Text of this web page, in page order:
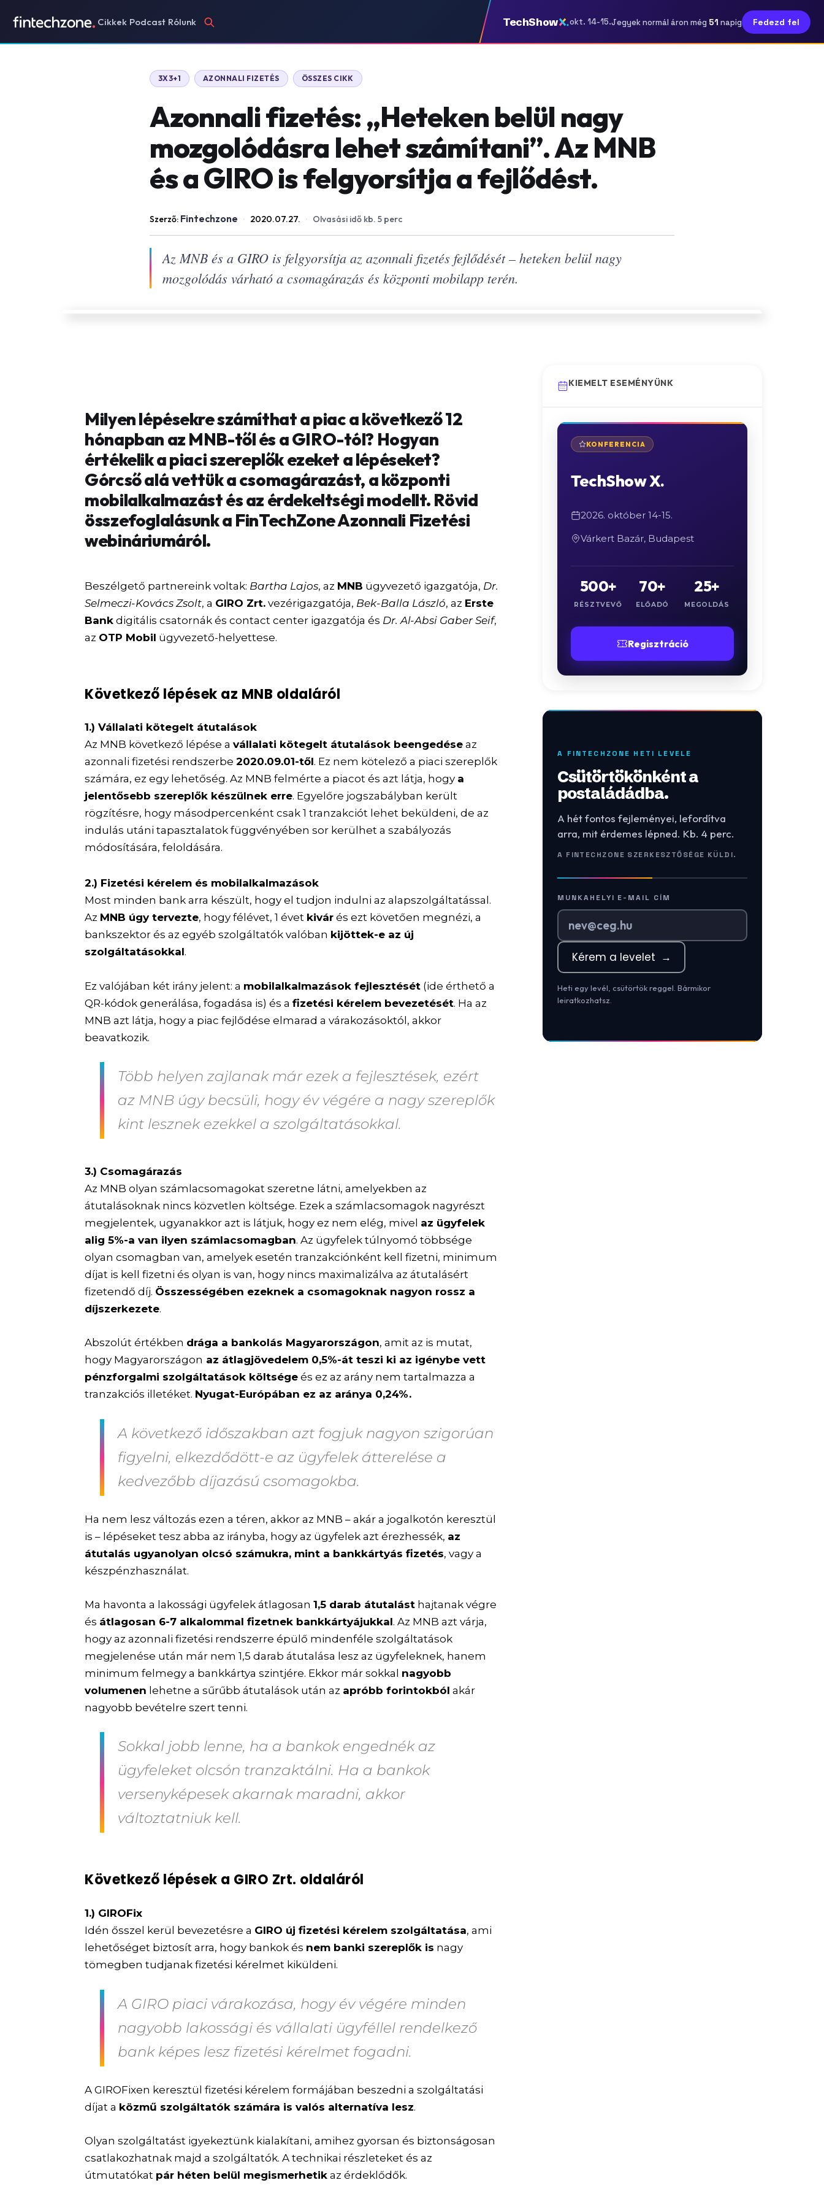
Cikkek Podcast Rólunk TechShow okt. 14-15.Jegyek normál áron még 51 napig Fedezd fel
3X3+1 AZONNALI FIZETÉS ÖSSZES CIKK
Azonnali fizetés: „Heteken belül nagy
mozgolódásra lehet számítani”. Az MNB
és a GIRO is felgyorsítja a fejlődést.
Szerző: Fintechzone · 2020.07.27. · Olvasási idő kb. 5 perc
Az MNB és a GIRO is felgyorsítja az azonnali fizetés fejlődését – heteken belül nagy
mozgolódás várható a csomagárazás és központi mobilapp terén.
Milyen lépésekre számíthat a piac a következő 12
hónapban az MNB-től és a GIRO-tól? Hogyan
értékelik a piaci szereplők ezeket a lépéseket?
Górcső alá vettük a csomagárazást, a központi
mobilalkalmazást és az érdekeltségi modellt. Rövid
összefoglalásunk a FinTechZone Azonnali Fizetési
webináriumáról.
Beszélgető partnereink voltak: Bartha Lajos, az MNB ügyvezető igazgatója, Dr.
Selmeczi-Kovács Zsolt, a GIRO Zrt. vezérigazgatója, Bek-Balla László, az Erste
Bank digitális csatornák és contact center igazgatója és Dr. Al-Absi Gaber Seif,
az OTP Mobil ügyvezető-helyettese.
Következő lépések az MNB oldaláról
1.) Vállalati kötegelt átutalások
Az MNB következő lépése avállalati kötegelt átutalások beengedése az
azonnali fizetési rendszerbe2020.09.01-től. Ez nem kötelező a piaci szereplők
számára, ez egy lehetőség. Az MNB felmérte a piacot és azt látja, hogy a
jelentősebb szereplők készülnek erre. Egyelőre jogszabályban került
rögzítésre, hogy másodpercenként csak 1 tranzakciót lehet beküldeni, de az
indulás utáni tapasztalatok függvényében sor kerülhet a szabályozás
módosítására, feloldására.
2.) Fizetési kérelem és mobilalkalmazások
Most minden bank arra készült, hogy el tudjon indulni az alapszolgáltatással.
Az MNB úgy tervezte, hogy félévet, 1 évet kivár és ezt követően megnézi, a
bankszektor és az egyéb szolgáltatók valóban kijöttek-e az új
szolgáltatásokkal.
Ez valójában két irány jelent: a mobilalkalmazások fejlesztését (ide érthető a
QR-kódok generálása, fogadása is) és afizetési kérelem bevezetését. Ha az
MNB azt látja, hogy a piac fejlődése elmarad a várakozásoktól, akkor
beavatkozik.
Több helyen zajlanak már ezek a fejlesztések, ezért
az MNB úgy becsüli, hogy év végére a nagy szereplők
kint lesznek ezekkel a szolgáltatásokkal.
3.) Csomagárazás
Az MNB olyan számlacsomagokat szeretne látni, amelyekben az
átutalásoknak nincs közvetlen költsége. Ezek a számlacsomagok nagyrészt
megjelentek, ugyanakkor azt is látjuk, hogy ez nem elég, mivel az ügyfelek
alig 5%-a van ilyen számlacsomagban. Az ügyfelek túlnyomó többsége
olyan csomagban van, amelyek esetén tranzakciónként kell fizetni, minimum
díjat is kell fizetni és olyan is van, hogy nincs maximalizálva az átutalásért
fizetendő díj. Összességében ezeknek a csomagoknak nagyon rossz a
díjszerkezete.
Abszolút értékben drága a bankolás Magyarországon, amit az is mutat,
hogy Magyarországon az átlagjövedelem 0,5%-át teszi ki az igénybe vett
pénzforgalmi szolgáltatások költsége és ez az arány nem tartalmazza a
tranzakciós illetéket. Nyugat-Európában ez az aránya 0,24%.
A következő időszakban azt fogjuk nagyon szigorúan
figyelni, elkezdődött-e az ügyfelek átterelése a
kedvezőbb díjazású csomagokba.
Ha nem lesz változás ezen a téren, akkor az MNB – akár a jogalkotón keresztül
is – lépéseket tesz abba az irányba, hogy az ügyfelek azt érezhessék, az
átutalás ugyanolyan olcsó számukra, mint a bankkártyás fizetés, vagy a
készpénzhasználat.
Ma havonta a lakossági ügyfelek átlagosan1,5 darab átutalást hajtanak végre
és átlagosan 6-7 alkalommal fizetnek bankkártyájukkal. Az MNB azt várja,
hogy az azonnali fizetési rendszerre épülő mindenféle szolgáltatások
megjelenése után már nem 1,5 darab átutalása lesz az ügyfeleknek, hanem
minimum felmegy a bankkártya szintjére. Ekkor már sokkal nagyobb
volumenen lehetne a sűrűbb átutalások után az apróbb forintokból akár
nagyobb bevételre szert tenni.
Sokkal jobb lenne, ha a bankok engednék az
ügyfeleket olcsón tranzaktálni. Ha a bankok
versenyképesek akarnak maradni, akkor
változtatniuk kell.
Következő lépések a GIRO Zrt. oldaláról
1.) GIROFix
Idén ősszel kerül bevezetésre a GIRO új fizetési kérelem szolgáltatása, ami
lehetőséget biztosít arra, hogy bankok és nem banki szereplők is nagy
tömegben tudjanak fizetési kérelmet kiküldeni.
A GIRO piaci várakozása, hogy év végére minden
nagyobb lakossági és vállalati ügyféllel rendelkező
bank képes lesz fizetési kérelmet fogadni.
A GIROFixen keresztül fizetési kérelem formájában beszedni a szolgáltatási
díjat a közmű szolgáltatók számára is valós alternatíva lesz.
Olyan szolgáltatást igyekeztünk kialakítani, amihez gyorsan és biztonságosan
csatlakozhatnak majd a szolgáltatók. A technikai részleteket és az
útmutatókat pár héten belül megismerhetik az érdeklődők.
KIEMELT ESEMÉNYÜNK
KONFERENCIA
TechShow X.
2026. október 14-15.
Várkert Bazár, Budapest
500+
RÉSZTVEVŐ
70+
ELŐADÓ
25+
MEGOLDÁS
Regisztráció
A FINTECHZONE HETI LEVELE
Csütörtökönként a
postaládádba.
A hét fontos fejleményei, lefordítva
arra, mit érdemes lépned. Kb. 4 perc.
A FINTECHZONE SZERKESZTŐSÉGE KÜLDI.
MUNKAHELYI E-MAIL CÍM
Kérem a levelet →
Heti egy levél, csütörtök reggel. Bármikor
leiratkozhatsz.